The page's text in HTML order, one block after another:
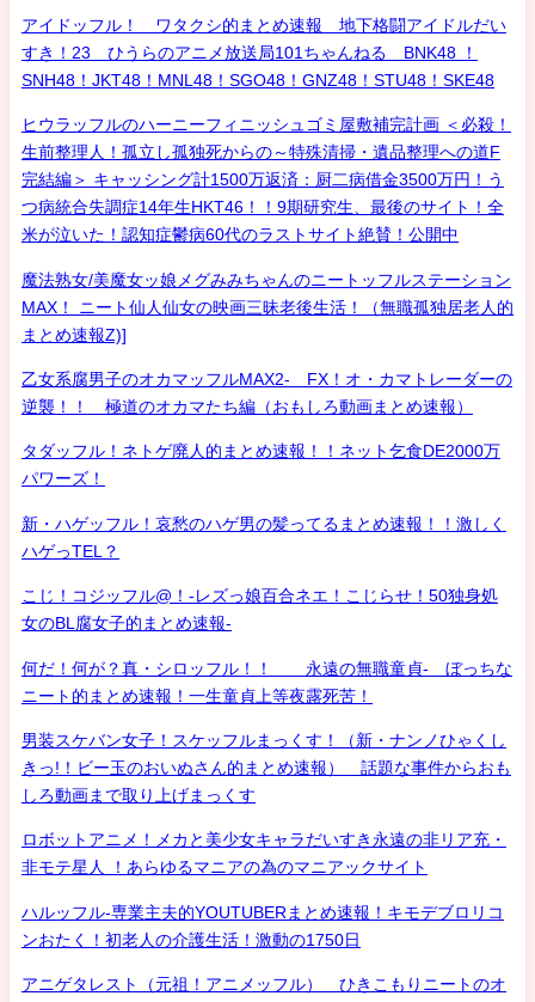
アイドッフル！ ワタクシ的まとめ速報 地下格闘アイドルだい
すき！23 ひうらのアニメ放送局101ちゃんねる BNK48 ！
SNH48！JKT48！MNL48！SGO48！GNZ48！STU48！SKE48
ヒウラッフルのハーニーフィニッシュゴミ屋敷補完計画 ＜必殺！
生前整理人！孤立し孤独死からの～特殊清掃・遺品整理への道F
完結編＞ キャッシング計1500万返済：厨二病借金3500万円！う
つ病統合失調症14年生HKT46！！9期研究生、最後のサイト！全
米が泣いた！認知症鬱病60代のラストサイト絶賛！公開中
魔法熟女/美魔女ッ娘メグみみちゃんのニートッフルステーション
MAX！ ニート仙人仙女の映画三昧老後生活！（無職孤独居老人的
まとめ速報Z)]
乙女系腐男子のオカマッフルMAX2- FX！オ・カマトレーダーの
逆襲！！ 極道のオカマたち編（おもしろ動画まとめ速報）
タダッフル！ネトゲ廃人的まとめ速報！！ネット乞食DE2000万
パワーズ！
新・ハゲッフル！哀愁のハゲ男の髪ってるまとめ速報！！激しく
ハゲっTEL？
こじ！コジッフル@！-レズっ娘百合ネエ！こじらせ！50独身処
女のBL腐女子的まとめ速報-
何だ！何が？真・シロッフル！！ 永遠の無職童貞- ぼっちな
ニート的まとめ速報！一生童貞上等夜露死苦！
男装スケバン女子！スケッフルまっくす！（新・ナンノひゃくし
きっ!！ビー玉のおいぬさん的まとめ速報） 話題な事件からおも
しろ動画まで取り上げまっくす
ロボットアニメ！メカと美少女キャラだいすき永遠の非リア充・
非モテ星人 ！あらゆるマニアの為のマニアックサイト
ハルッフル-専業主夫的YOUTUBERまとめ速報！キモデブロリコ
ンおたく！初老人の介護生活！激動の1750日
アニゲタレスト（元祖！アニメッフル） ひきこもりニートのオ